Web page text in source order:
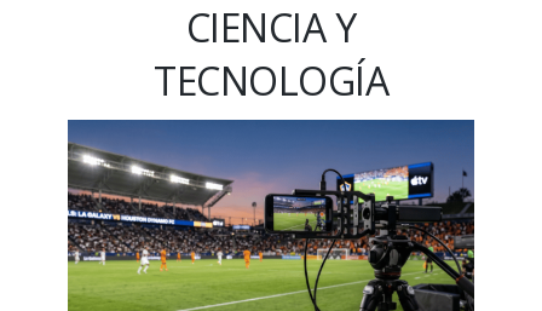
CIENCIA Y
TECNOLOGÍA